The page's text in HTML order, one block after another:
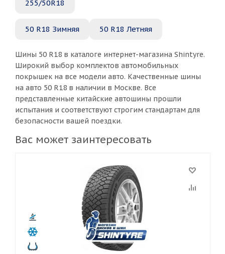
255/50R18
50 R18 Зимняя 50 R18 Летняя
Шины 50 R18 в каталоге интернет-магазина Shintyre.
Широкий выбор комплектов автомобильных
покрышек на все модели авто. Качественные шины
на авто 50 R18 в наличии в Москве. Все
представленные китайские автошины прошли
испытания и соответствуют строгим стандартам для
безопасности вашей поездки.
Вас может заинтересовать